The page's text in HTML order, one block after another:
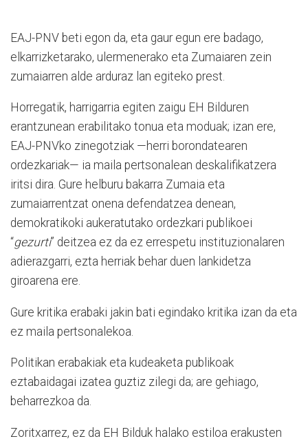
EAJ-PNV beti egon da, eta gaur egun ere badago,
elkarrizketarako, ulermenerako eta Zumaiaren zein
zumaiarren alde arduraz lan egiteko prest.
Horregatik, harrigarria egiten zaigu EH Bilduren
erantzunean erabilitako tonua eta moduak; izan ere,
EAJ-PNVko zinegotziak —herri borondatearen
ordezkariak— ia maila pertsonalean deskalifikatzera
iritsi dira. Gure helburu bakarra Zumaia eta
zumaiarrentzat onena defendatzea denean,
demokratikoki aukeratutako ordezkari publikoei
“gezurti” deitzea ez da ez errespetu instituzionalaren
adierazgarri, ezta herriak behar duen lankidetza
giroarena ere.
Gure kritika erabaki jakin bati egindako kritika izan da eta
ez maila pertsonalekoa.
Politikan erabakiak eta kudeaketa publikoak
eztabaidagai izatea guztiz zilegi da; are gehiago,
beharrezkoa da.
Zoritxarrez, ez da EH Bilduk halako estiloa erakusten